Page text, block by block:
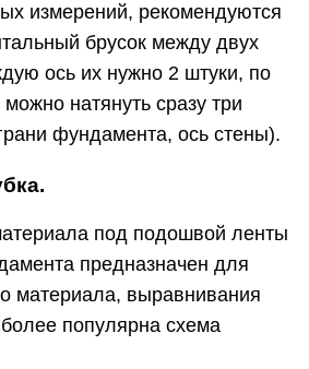
измерений, рекомендуются
брусок между двух
ось их нужно 2 штуки, по
натянуть сразу три
фундамента, ось стены).
под подошвой ленты
предназначен для
материала, выравнивания
популярна схема